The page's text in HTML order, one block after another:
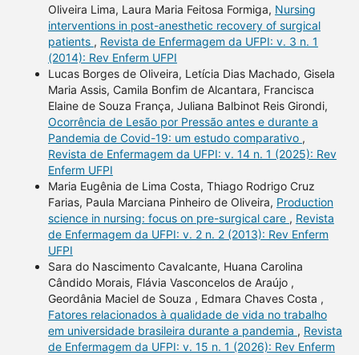
Oliveira Lima, Laura Maria Feitosa Formiga, Nursing
interventions in post-anesthetic recovery of surgical
patients , Revista de Enfermagem da UFPI: v. 3 n. 1
(2014): Rev Enferm UFPI
Lucas Borges de Oliveira, Letícia Dias Machado, Gisela
Maria Assis, Camila Bonfim de Alcantara, Francisca
Elaine de Souza França, Juliana Balbinot Reis Girondi,
Ocorrência de Lesão por Pressão antes e durante a
Pandemia de Covid-19: um estudo comparativo ,
Revista de Enfermagem da UFPI: v. 14 n. 1 (2025): Rev
Enferm UFPI
Maria Eugênia de Lima Costa, Thiago Rodrigo Cruz
Farias, Paula Marciana Pinheiro de Oliveira, Production
science in nursing: focus on pre-surgical care , Revista
de Enfermagem da UFPI: v. 2 n. 2 (2013): Rev Enferm
UFPI
Sara do Nascimento Cavalcante, Huana Carolina
Cândido Morais, Flávia Vasconcelos de Araújo ,
Geordânia Maciel de Souza , Edmara Chaves Costa ,
Fatores relacionados à qualidade de vida no trabalho
em universidade brasileira durante a pandemia , Revista
de Enfermagem da UFPI: v. 15 n. 1 (2026): Rev Enferm